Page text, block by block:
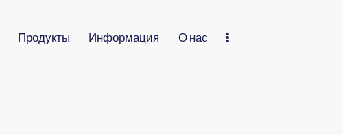
Продукты Информация О нас